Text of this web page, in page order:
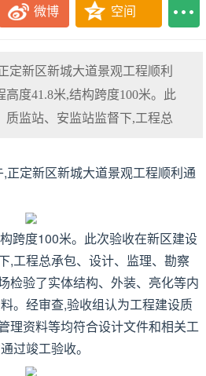
微博 空间
定新区新城大道景观工程顺利
度41.8米,结构跨度100米。此
质监站、安监站监督下,工程总
正定新区新城大道景观工程顺利通
跨度100米。此次验收在新区建设
,工程总承包、设计、监理、勘察
检验了实体结构、外装、亮化等内
。经审查,验收组认为工程建设质
理资料等均符合设计文件和相关工
过竣工验收。